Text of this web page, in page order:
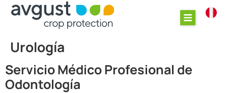
Urología
Servicio Médico Profesional de
Odontología